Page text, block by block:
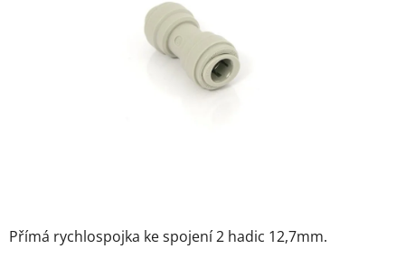
Přímá rychlospojka ke spojení 2 hadic 12,7mm.